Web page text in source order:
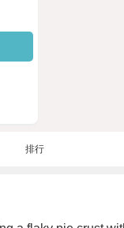
排行